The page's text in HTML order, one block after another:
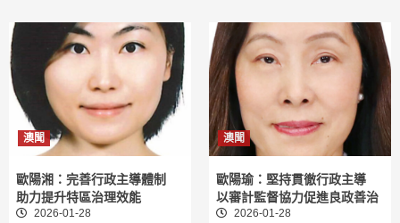
澳聞
歐陽湘：完善行政主導體制
助力提升特區治理效能
2026-01-28
澳聞
歐陽瑜：堅持貫徹行政主導
以審計監督協力促進良政善治
2026-01-28